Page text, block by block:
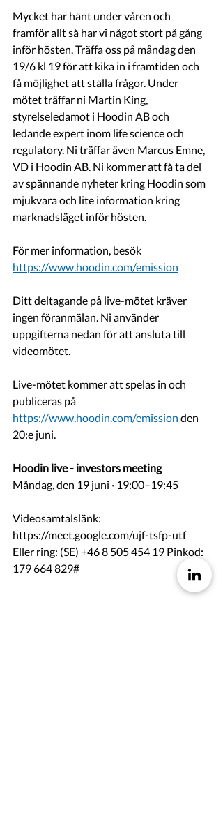
Mycket har hänt under våren och
framför allt så har vi något stort på gång
inför hösten. Träffa oss på måndag den
19/6 kl 19 för att kika in i framtiden och
få möjlighet att ställa frågor. Under
mötet träffar ni Martin King,
styrelseledamot i Hoodin AB och
ledande expert inom life science och
regulatory. Ni träffar även Marcus Emne,
VD i Hoodin AB. Ni kommer att få ta del
av spännande nyheter kring Hoodin som
mjukvara och lite information kring
marknadsläget inför hösten.
För mer information, besök
https://www.hoodin.com/emission
Ditt deltagande på live-mötet kräver
ingen föranmälan. Ni använder
uppgifterna nedan för att ansluta till
videomötet.
Live-mötet kommer att spelas in och
publiceras på
https://www.hoodin.com/emission den
20:e juni.
Hoodin live - investors meeting
Måndag, den 19 juni · 19:00–19:45
Videosamtalslänk:
https://meet.google.com/ujf-tsfp-utf
Eller ring: (SE) +46 8 505 454 19 Pinkod:
179 664 829#